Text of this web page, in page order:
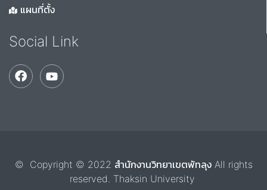
แผนที่ตั้ง
Social Link
© Copyright © 2022 สำนักงานวิทยาเขตพัทลุง All rights
reserved. Thaksin University